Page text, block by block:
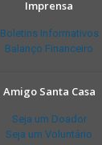
Imprensa
Boletins Informativos
Balanço Financeiro
Amigo Santa Casa
Seja um Doador
Seja um Voluntário